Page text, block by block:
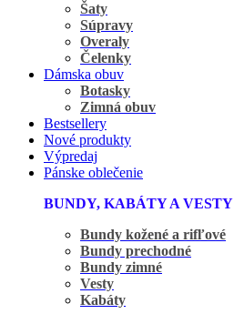
Šaty
Súpravy
Overaly
Čelenky
Dámska obuv
Botasky
Zimná obuv
Bestsellery
Nové produkty
Výpredaj
Pánske oblečenie
BUNDY, KABÁTY A VESTY
Bundy kožené a rifľové
Bundy prechodné
Bundy zimné
Vesty
Kabáty